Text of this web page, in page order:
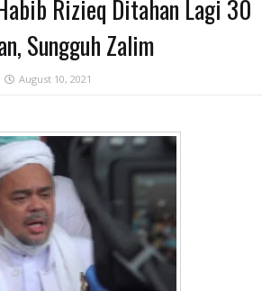
Rizieq Ditahan Lagi 30
Sungguh Zalim
August 10, 2021